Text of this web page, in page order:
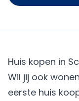
Huis kopen in
Wil jij ook
eerste huis